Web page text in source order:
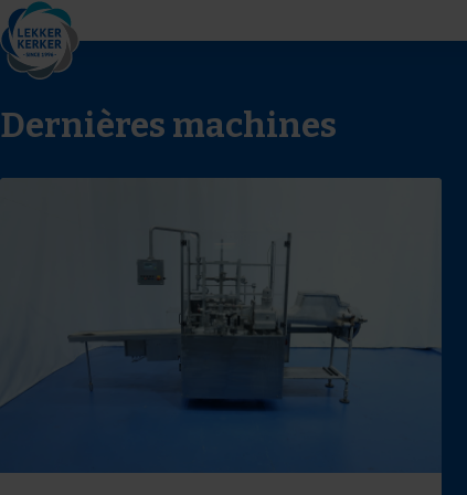
Dernières machines